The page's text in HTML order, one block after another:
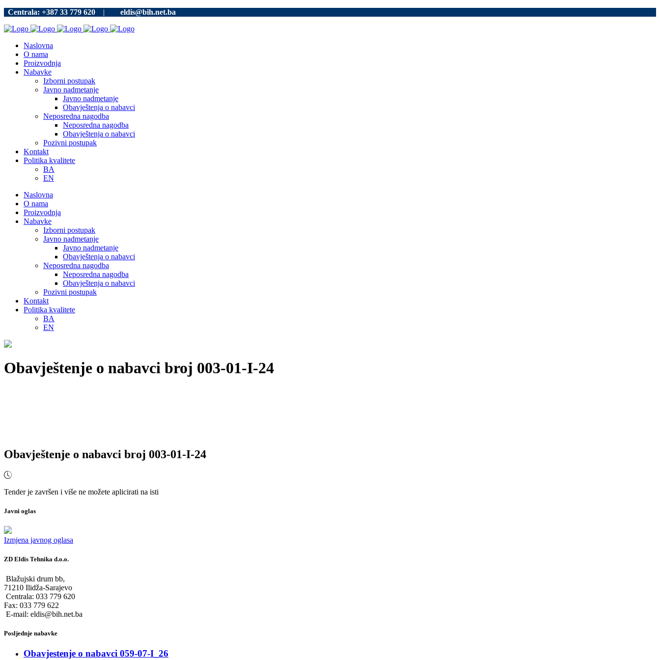
Centrala: +387 33 779 620 | eldis@bih.net.ba
Naslovna
O nama
Proizvodnja
Nabavke
Izborni postupak
Javno nadmetanje
Javno nadmetanje
Obavještenja o nabavci
Neposredna nagodba
Neposredna nagodba
Obavještenja o nabavci
Pozivni postupak
Kontakt
Politika kvalitete
BA
EN
Naslovna
O nama
Proizvodnja
Nabavke
Izborni postupak
Javno nadmetanje
Javno nadmetanje
Obavještenja o nabavci
Neposredna nagodba
Neposredna nagodba
Obavještenja o nabavci
Pozivni postupak
Kontakt
Politika kvalitete
BA
EN
Obavještenje o nabavci broj 003-01-I-24
Obavještenje o nabavci broj 003-01-I-24
Tender je završen i više ne možete aplicirati na isti
Javni oglas
Izmjena javnog oglasa
ZD Eldis Tehnika d.o.o.
Blažujski drum bb,
71210 Ilidža-Sarajevo
Centrala: 033 779 620
Fax: 033 779 622
E-mail: eldis@bih.net.ba
Posljednje nabavke
Obavjestenje o nabavci 059-07-I_26